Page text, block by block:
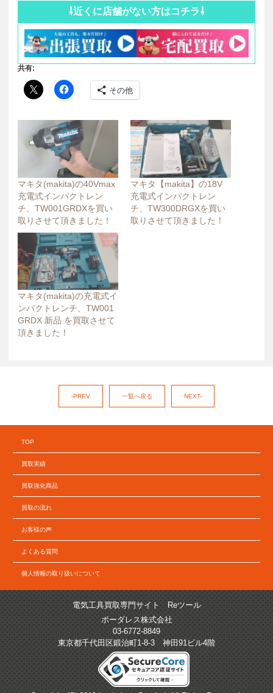
⇩近くに店舗がない方はコチラ⇩
共有:
その他
マキタ(makita)の40Vmax
充電式インパクトレン
チ、TW001GRDXを買い
取りさせて頂きました！
マキタ【makita】の18V
充電式インパクトレン
チ、TW300DRGXを買い
取りさせて頂きました！
マキタ(makita)の充電式イ
ンパクトレンチ、TW001
GRDX 新品 を買取させて
頂きました！
-PREV 一覧へ戻る NEXT-
TOP
買取実績
買取強化商品
買取の流れ
お客様の声
よくある質問
個人情報の取り扱いについて
電気工具買取専門サイト Reツール
ボーダレス株式会社
03-6772-8849
東京都千代田区鍛治町1-8-3 神田91ビル4階